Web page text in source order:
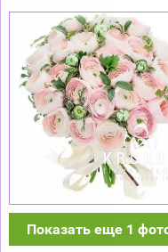
Показать еще 1